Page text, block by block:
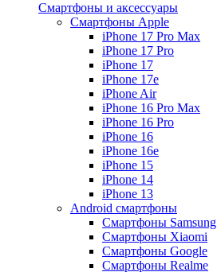
Смартфоны и аксессуары
Смартфоны Apple
iPhone 17 Pro Max
iPhone 17 Pro
iPhone 17
iPhone 17e
iPhone Air
iPhone 16 Pro Max
iPhone 16 Pro
iPhone 16
iPhone 16e
iPhone 15
iPhone 14
iPhone 13
Android cмартфоны
Смартфоны Samsung
Смартфоны Xiaomi
Смартфоны Google
Смартфоны Realme